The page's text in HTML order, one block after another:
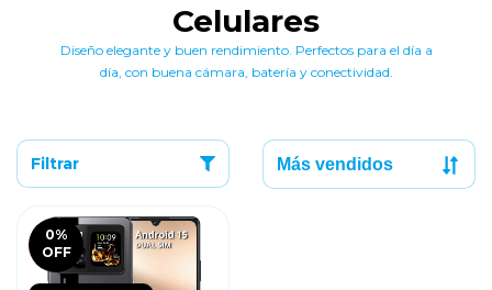
Celulares
Diseño elegante y buen rendimiento. Perfectos para el día a
día, con buena cámara, batería y conectividad.
Filtrar
0%
OFF